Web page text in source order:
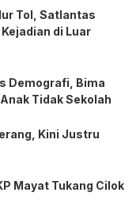
Tol, Satlantas
di Luar
Demografi, Bima
Tidak Sekolah
Kini Justru
Mayat Tukang Cilok